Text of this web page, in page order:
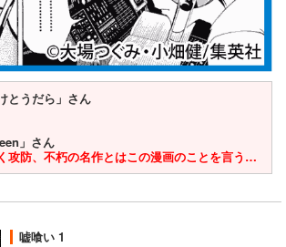
とうだら」さん
」さん
攻防、不朽の名作とはこの漫画のことを言う…
嘘喰い 1